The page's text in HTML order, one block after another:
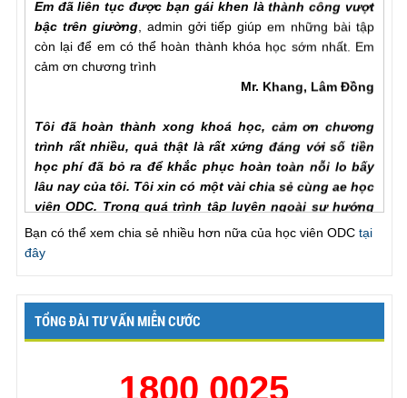
bậc trên giường, admin gởi tiếp giúp em những bài tập
còn lại để em có thể hoàn thành khóa học sớm nhất. Em
cảm ơn chương trình
trình rất nhiều, quả thật là rất xứng đáng với số tiền
học phí đã bỏ ra để khắc phục hoàn toàn nỗi lo bấy
lâu nay của tôi. Tôi xin có một vài chia sẻ cùng ae học
viên ODC. Trong quá trình tập luyện ngoài sự hướng
dẫn của hlv cần hơn hết là sự chia sẻ của ae học viên
với nhau để hiểu rõ từng vấn đề của phương pháp.
Trước khi đến với ODC tình trạng của tôi rất tệ, qh chỉ
sẻ với chuong trinh, tôi đã chăm chỉ làm lại từ đầu và
tôi nhận ra ... , lúc này cũng giống như khi đã xuất
xuat tinh thi ko bi mất sức và qh rat xung o lan thu 2.
Bạn có thể xem chia sẻ nhiều hơn nữa của học viên ODC tại
đây
TỔNG ĐÀI TƯ VẤN MIỄN CƯỚC
1800 0025